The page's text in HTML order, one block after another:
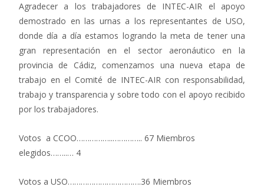
Agradecer a los trabajadores de INTEC-AIR el apoyo
demostrado en las urnas a los representantes de USO,
donde día a día estamos logrando la meta de tener una
gran representación en el sector aeronáutico en la
provincia de Cádiz, comenzamos una nueva etapa de
trabajo en el Comité de INTEC-AIR con responsabilidad,
trabajo y transparencia y sobre todo con el apoyo recibido
por los trabajadores.
Votos a CCOO……………..………….. 67 Miembros
elegidos……..… 4
Votos a USO…………………………….36 Miembros